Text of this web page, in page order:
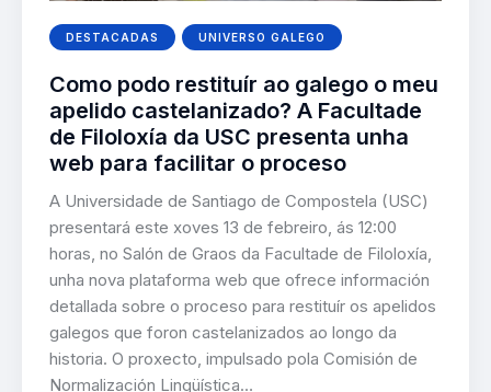
DESTACADAS UNIVERSO GALEGO
Como podo restituír ao galego o meu
apelido castelanizado? A Facultade
de Filoloxía da USC presenta unha
web para facilitar o proceso
A Universidade de Santiago de Compostela (USC)
presentará este xoves 13 de febreiro, ás 12:00
horas, no Salón de Graos da Facultade de Filoloxía,
unha nova plataforma web que ofrece información
detallada sobre o proceso para restituír os apelidos
galegos que foron castelanizados ao longo da
historia. O proxecto, impulsado pola Comisión de
Normalización Lingüística…